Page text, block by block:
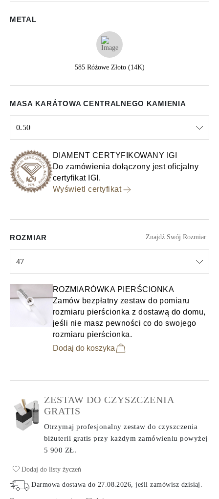
METAL
585 Różowe Złoto (14K)
MASA KARÁTOWA CENTRALNEGO KAMIENIA
0.50
DIAMENT CERTYFIKOWANY IGI
Do zamówienia dołączony jest oficjalny
certyfikat IGI.
Wyświetl certyfikat
ROZMIAR Znajdź Swój Rozmiar
47
ROZMIARÓWKA PIERŚCIONKA
Zamów bezpłatny zestaw do pomiaru
rozmiaru pierścionka z dostawą do domu,
jeśli nie masz pewności co do swojego
rozmiaru pierścionka.
Dodaj do koszyka
ZESTAW DO CZYSZCZENIA
GRATIS
Otrzymaj profesjonalny zestaw do czyszczenia
biżuterii gratis przy każdym zamówieniupowyżej
5 900 ZŁ.
Dodaj do listy życzeń
Darmowa dostawa do 27.08.2026 , jeśli zamówisz dzisiaj